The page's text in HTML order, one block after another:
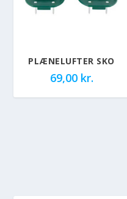
PLÆNELUFTER SKO
69,00 kr.